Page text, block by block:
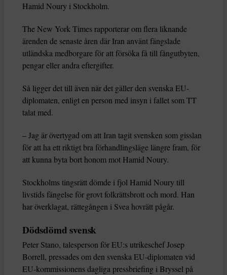
Hamid Noury i Stockholm.
The New York Times rapporterar om flera liknande
ärenden de senaste åren där Iran använt fängslade
utländska medborgare för att försöka få till fångutbyten,
pengar eller andra eftergifter.
Så ligger det till även när det gäller den svenska EU-
diplomaten, enligt en person med insyn i fallet som TT
talat med.
– Jag är övertygad om att Iran tagit svensken som gisslan
för att ha ett riktigt bra förhandlingsläge längre fram, för
att kunna byta bort honom mot Hamid Noury.
Stockholms tingsrätt dömde i fjol Hamid Noury till
livstids fängelse för grovt folkrättsbrott och mord. Han
har överklagat, rättegången i Svea hovrätt pågår.
Dödsdömd svensk
Peter Stano, talesperson för EU:s utrikeschef Josep
Borrell, pressades om den svenska EU-diplomaten vid
EU-kommissionens dagliga pressbriefing i Bryssel på